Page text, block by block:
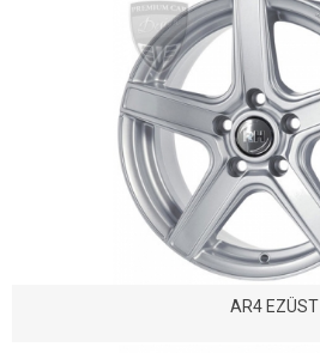
AR4 EZÜST